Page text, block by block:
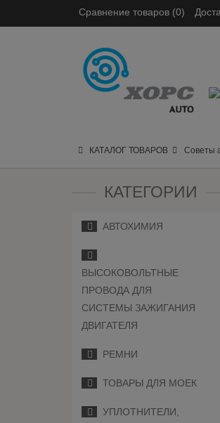
Сравнение товаров (0)
КАТАЛОГ ТОВАРОВ Советы
КАТЕГОРИИ
АВТОХИМИЯ
ВЫСОКОВОЛЬТНЫЕ
ПРОВОДА ДЛЯ
СИСТЕМЫ ЗАЖИГАНИЯ
ДВИГАТЕЛЯ
РЕМНИ
ТОВАРЫ ДЛЯ МОЕК
УПЛОТНИТЕЛИ,